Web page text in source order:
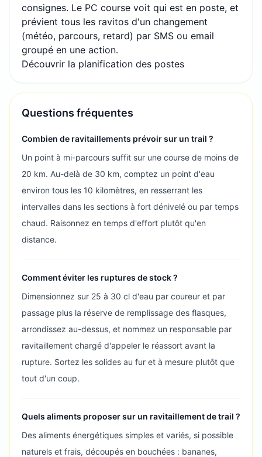
consignes. Le PC course voit qui est en poste, et
prévient tous les ravitos d'un changement
(météo, parcours, retard) par SMS ou email
groupé en une action.
Découvrir la planification des postes
Questions fréquentes
Combien de ravitaillements prévoir sur un trail ?
Un point à mi-parcours suffit sur une course de moins de
20 km. Au-delà de 30 km, comptez un point d'eau
environ tous les 10 kilomètres, en resserrant les
intervalles dans les sections à fort dénivelé ou par temps
chaud. Raisonnez en temps d'effort plutôt qu'en
distance.
Comment éviter les ruptures de stock ?
Dimensionnez sur 25 à 30 cl d'eau par coureur et par
passage plus la réserve de remplissage des flasques,
arrondissez au-dessus, et nommez un responsable par
ravitaillement chargé d'appeler le réassort avant la
rupture. Sortez les solides au fur et à mesure plutôt que
tout d'un coup.
Quels aliments proposer sur un ravitaillement de trail ?
Des aliments énergétiques simples et variés, si possible
naturels et frais, découpés en bouchées : bananes,